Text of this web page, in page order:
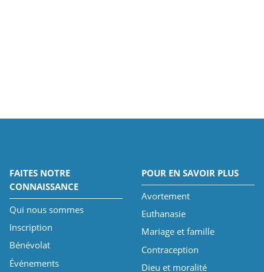
FAITES NOTRE
CONNAISSANCE
Qui nous sommes
Inscription
Bénévolat
Événements
POUR EN SAVOIR PLUS
Avortement
Euthanasie
Mariage et famille
Contraception
Dieu et moralité